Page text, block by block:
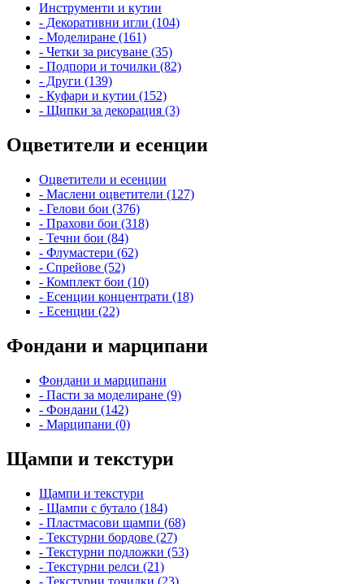
Инструменти и кутии
- Декоративни игли (104)
- Моделиране (161)
- Четки за рисуване (35)
- Подпори и точилки (82)
- Други (139)
- Куфари и кутии (152)
- Щипки за декорация (3)
Оцветители и есенции
Оцветители и есенции
- Маслени оцветители (127)
- Гелови бои (376)
- Прахови бои (318)
- Течни бои (84)
- Флумастери (62)
- Спрейове (52)
- Комплект бои (10)
- Есенции концентрати (18)
- Есенции (22)
Фондани и марципани
Фондани и марципани
- Пасти за моделиране (9)
- Фондани (142)
- Марципани (0)
Щампи и текстури
Щампи и текстури
- Щампи с бутало (184)
- Пластмасови щампи (68)
- Текстурни бордове (27)
- Текстурни подложки (53)
- Текстурни релси (21)
- Текстурни точилки (23)